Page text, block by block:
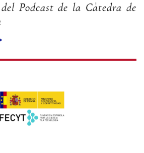
Podcast de la Càtedra de